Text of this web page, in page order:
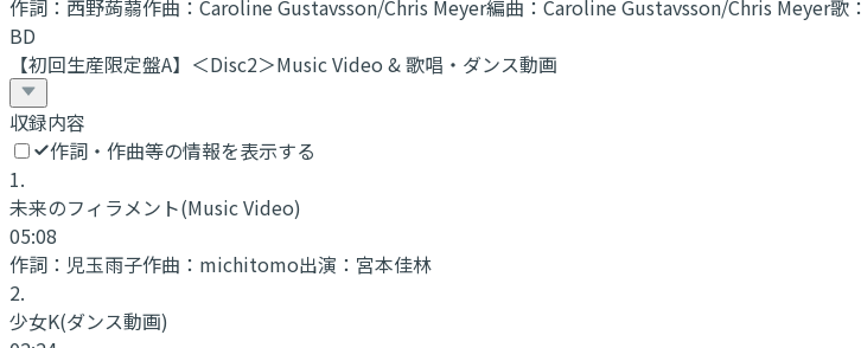
作詞： 西野蒟蒻作曲： Caroline Gustavsson/Chris Meyer編曲： Caroline Gustavsson/Chris Meyer歌：
BD
【初回生産限定盤A】＜Disc2＞Music Video & 歌唱・ダンス動画
収録内容
作詞・作曲等の情報を表示する
1.
未来のフィラメント(Music Video)
05:08
作詞： 児玉雨子作曲： michitomo出演： 宮本佳林
2.
少女K(ダンス動画)